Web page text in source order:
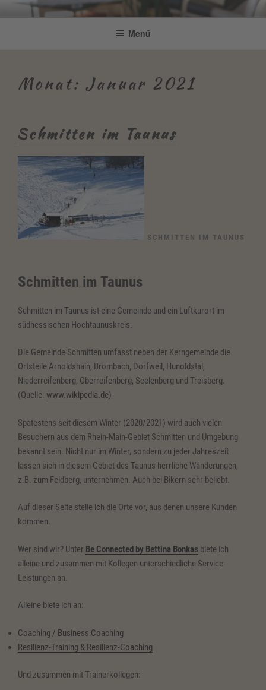
InhaltBe Connected by Bettina Bonkas
Resilienz | Coaching | Englisch +
Menü
Monat:Januar 2021
Schmitten im Taunus
SCHMITTEN IM TAUNUS
Schmitten im Taunus
Schmitten im Taunus ist eine Gemeinde und ein Luftkurort im
südhessischen Hochtaunuskreis.
Die Gemeinde Schmitten umfasst neben der Kerngemeinde die
Ortsteile Arnoldshain, Brombach, Dorfweil, Hunoldstal,
Niederreifenberg, Oberreifenberg, Seelenberg und Treisberg.
(Quelle: www.wikipedia.de)
Spätestens seit diesem Winter (2020/2021) wird auch vielen
Besuchern aus dem Rhein-Main-Gebiet Schmitten und Umgebung
bekannt sein. Nicht nur im Winter, sondern zu jeder Jahreszeit
lassen sich in diesem Gebiet des Taunus herrliche Wanderungen,
z.B. zum Feldberg, unternehmen. Auch bei Bikern sehr beliebt.
Auf dieser Seite stelle ich die Orte vor, aus denen unsere Kunden
kommen.
Wer sind wir? Unter Be Connected by Bettina Bonkas biete ich
alleine und zusammen mit Kollegen unterschiedliche Service-
Leistungen an.
Alleine biete ich an:
Coaching / Business Coaching
Resilienz-Training & Resilienz-Coaching
Und zusammen mit Trainerkollegen: